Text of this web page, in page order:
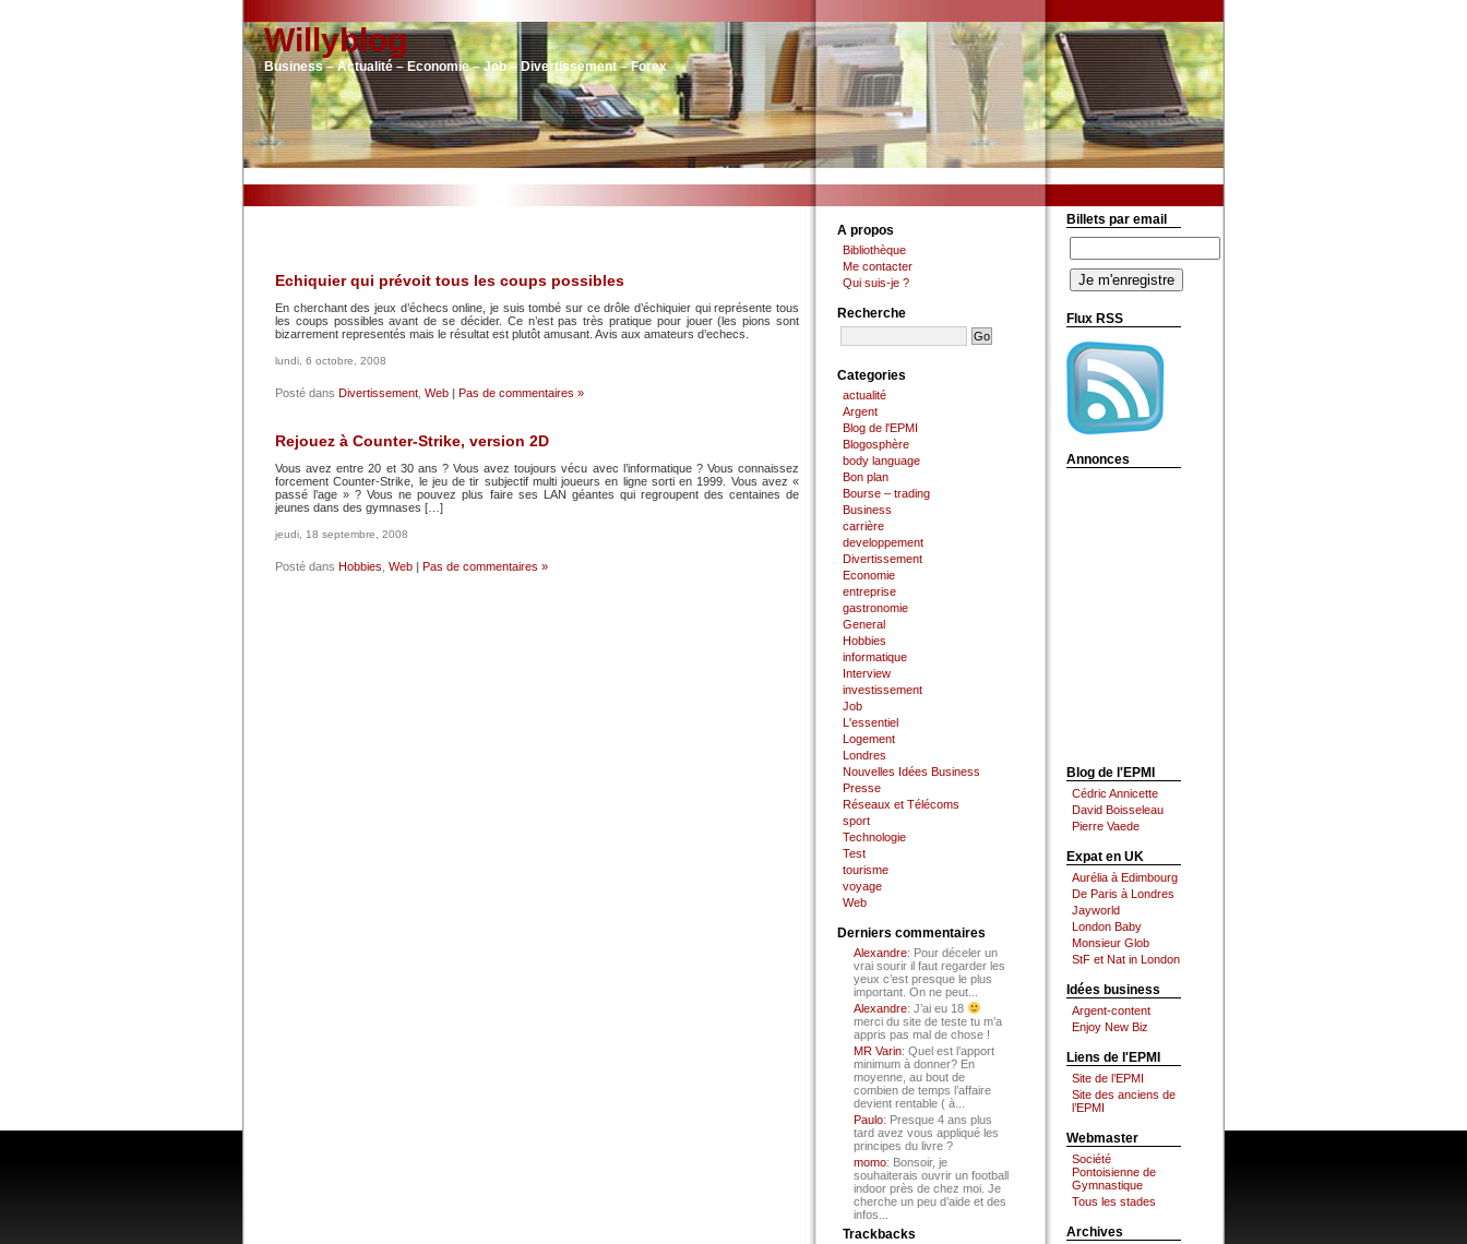
Willyblog
Business – Actualité – Economie – Job – Divertissement – Forex
Echiquier qui prévoit tous les coups possibles
En cherchant des jeux d’échecs online, je suis tombé sur ce drôle d’échiquier qui représente tous
les coups possibles avant de se décider. Ce n’est pas très pratique pour jouer (les pions sont
bizarrement representés mais le résultat est plutôt amusant. Avis aux amateurs d’echecs.
lundi, 6 octobre, 2008
Posté dans Divertissement Web | Pas de commentaires »
Rejouez à Counter-Strike, version 2D
Vous avez entre 20 et 30 ans ? Vous avez toujours vécu avec l’informatique ? Vous connaissez
forcement Counter-Strike, le jeu de tir subjectif multi joueurs en ligne sorti en 1999. Vous avez «
passé l’age » ? Vous ne pouvez plus faire ses LAN géantes qui regroupent des centaines de
jeunes dans des gymnases […]
jeudi, 18 septembre, 2008
Posté dans Hobbies Web | Pas de commentaires »
A propos
Bibliothèque
Me contacter
Qui suis-je ?
Recherche
Categories
actualité
Argent
Blog de l'EPMI
Blogosphère
body language
Bon plan
Bourse – trading
Business
carrière
developpement
Divertissement
Economie
entreprise
gastronomie
General
Hobbies
informatique
Interview
investissement
Job
L'essentiel
Logement
Londres
Nouvelles Idées Business
Presse
Réseaux et Télécoms
sport
Technologie
Test
tourisme
voyage
Web
Derniers commentaires
Alexandre: Pour déceler un
vrai sourir il faut regarder les
yeux c’est presque le plus
important. On ne peut...
Alexandre: J’ai eu 18
merci du site de teste tu m’a
appris pas mal de chose !
MR Varin: Quel est l’apport
minimum à donner? En
moyenne, au bout de
combien de temps l’affaire
devient rentable ( à...
Paulo: Presque 4 ans plus
tard avez vous appliqué les
principes du livre ?
momo: Bonsoir, je
souhaiterais ouvrir un football
indoor près de chez moi. Je
cherche un peu d’aide et des
infos...
Trackbacks
Billets par email
Flux RSS
Annonces
Blog de l'EPMI
Cédric Annicette
David Boisseleau
Pierre Vaede
Expat en UK
Aurélia à Edimbourg
De Paris à Londres
Jayworld
London Baby
Monsieur Glob
StF et Nat in London
Idées business
Argent-content
Enjoy New Biz
Liens de l'EPMI
Site de l’EPMI
Site des anciens de
l’EPMI
Webmaster
Société
Pontoisienne de
Gymnastique
Tous les stades
Archives